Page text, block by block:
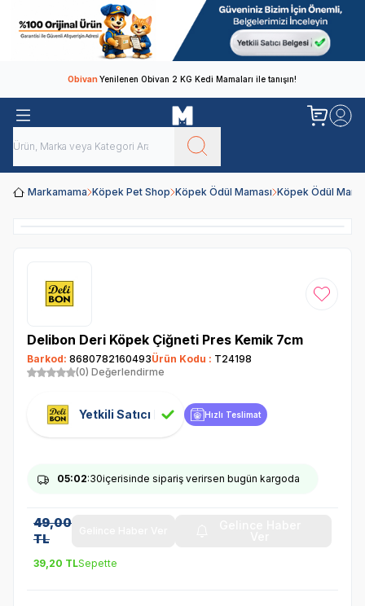
ObivanYenilenen Obivan 2 KG Kedi Mamaları ile tanışın!
Markamama Köpek Pet Shop Köpek Ödül Maması Köpek Ödül
Favoriye
Delibon Deri Köpek Çiğneti Pres Kemik 7cm
Barkod: 8680782160493Ürün Kodu : T24198
(0) Değerlendirme
Yetkili Satıcı Hızlı Teslimat
05:02:29içerisinde sipariş verirsen bugün kargoda
49,00
TL
39,20 TLSepette